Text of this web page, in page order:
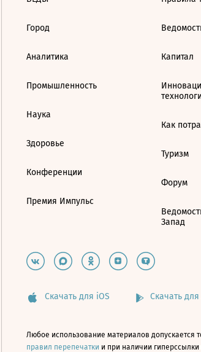
Город
Аналитика
Промышленность
Наука
Здоровье
Конференции
Премия Импульс
Капитал
Как
Туризм
Форум
Запад
Скачать для iOS Скачать
Любое использование материалов допускается
правил перепечатки и при наличии